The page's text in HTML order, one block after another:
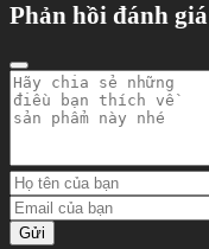
Phản hồi đánh giá
Gửi